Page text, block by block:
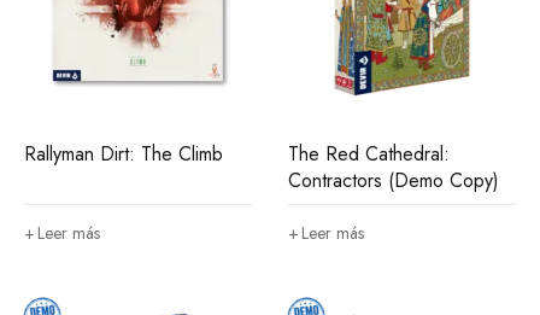
Rallyman Dirt: The Climb
Leer más
The Red Cathedral:
Contractors (Demo Copy)
Leer más